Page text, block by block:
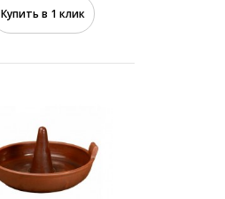
Купить в 1 клик